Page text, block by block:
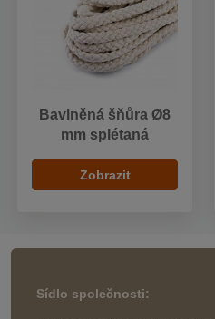
Bavlněná šňůra Ø8
mm splétaná
Zobrazit
Sídlo společnosti: